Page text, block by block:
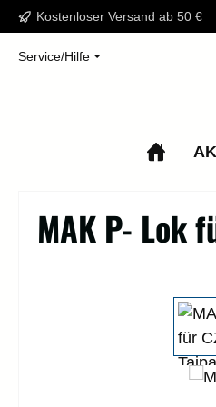
Hauptinhalt springen
Zur Suche springen
Zur Hauptnavigation
Kostenloser Versand ab 50 €
Service/Hilfe
MAK P- Lok
Bildergalerie